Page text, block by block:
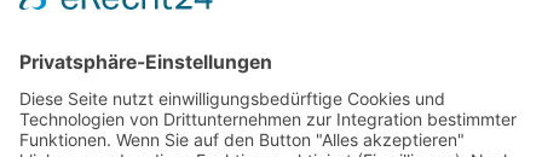
Dokumente